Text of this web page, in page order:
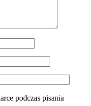
podczas pisania